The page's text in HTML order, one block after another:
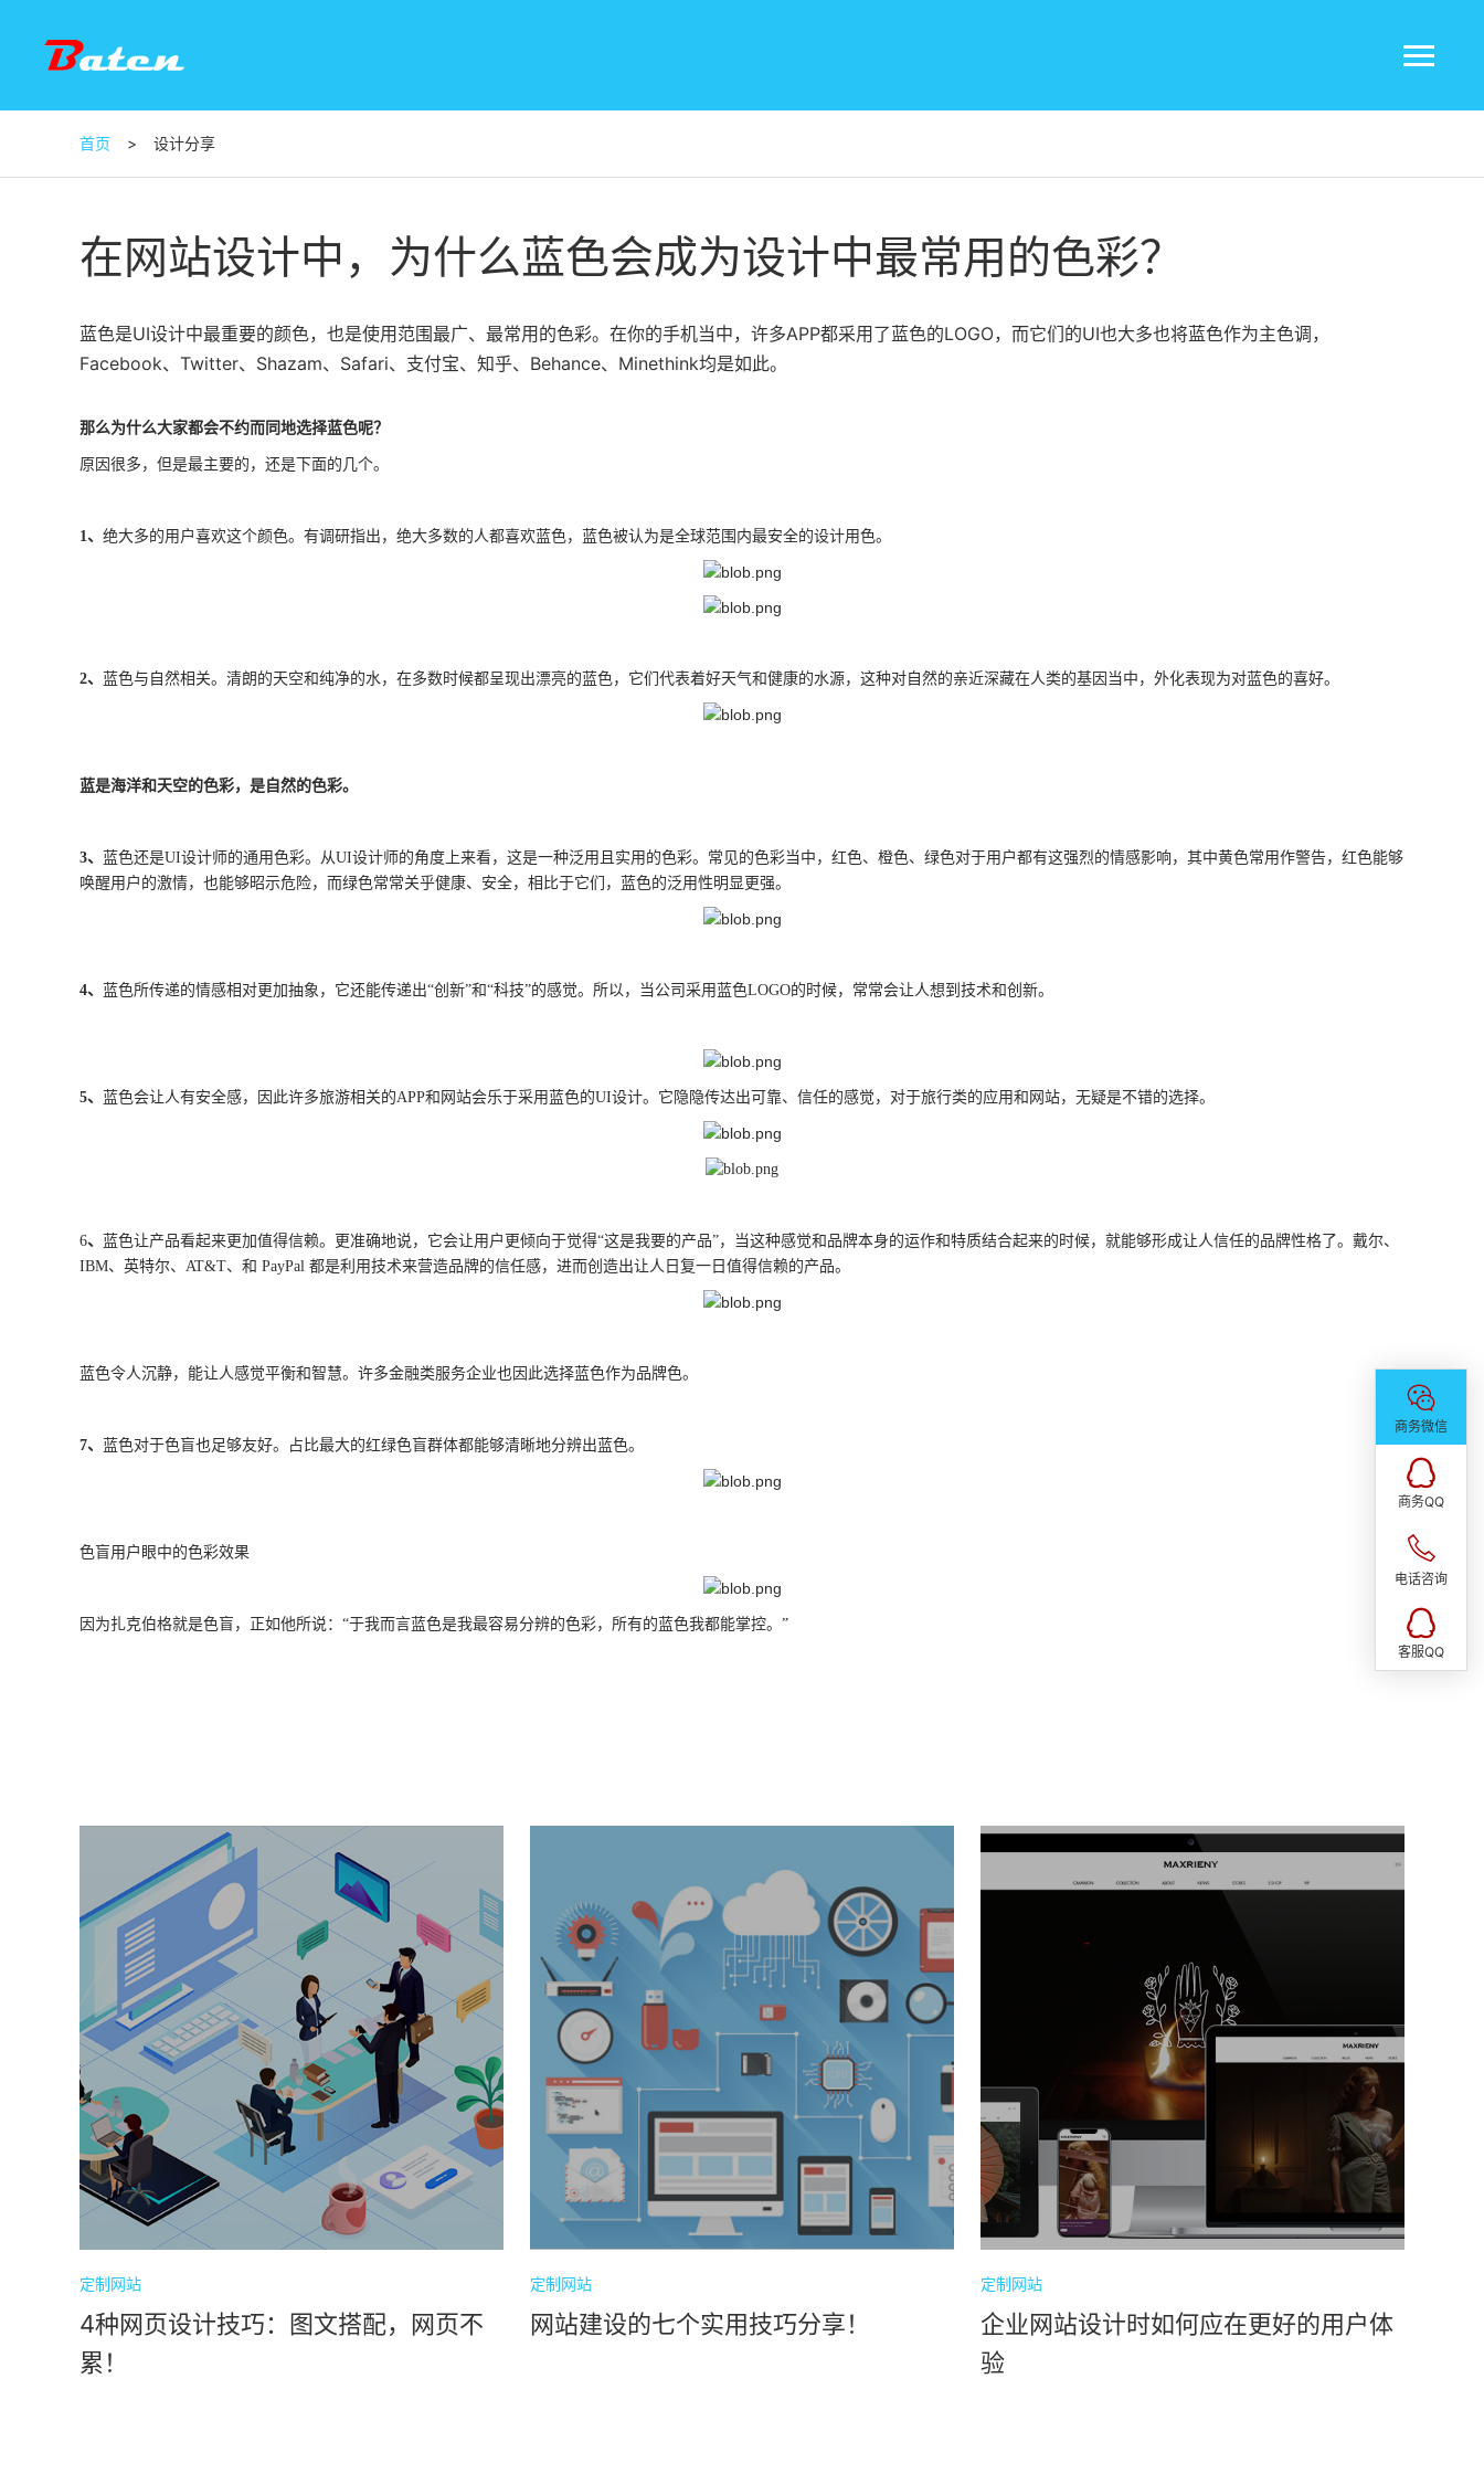
联系电话 13510790728（微信同号）
公司地址：深圳市龙华区东环一路油松科技大厦A1106-1107
如果您有合作的意愿，立即联系我们。让我们探讨更多的可能。 网站托管&代运营
域名 & 云服务
半定制网站
首页 > 设计分享
在网站设计中，为什么蓝色会成为设计中最常用的色彩？
蓝色是UI设计中最重要的颜色，也是使用范围最广、最常用的色彩。在你的手机当中，许多APP都采用了蓝色的LOGO，而它们的UI也大多也将蓝色作为主色调，
Facebook、Twitter、Shazam、Safari、支付宝、知乎、Behance、Minethink均是如此。
那么为什么大家都会不约而同地选择蓝色呢？
原因很多，但是最主要的，还是下面的几个。
1、 绝大多的用户喜欢这个颜色。有调研指出，绝大多数的人都喜欢蓝色，蓝色被认为是全球范围内最安全的设计用色。
2、 蓝色与自然相关。清朗的天空和纯净的水，在多数时候都呈现出漂亮的蓝色，它们代表着好天气和健康的水源，这种对自然的亲近深藏在人类的基因当中，外化表现为对蓝色的喜好。
蓝是海洋和天空的色彩，是自然的色彩。
3、 蓝色还是UI设计师的通用色彩。从UI设计师的角度上来看，这是一种泛用且实用的色彩。常见的色彩当中，红色、橙色、绿色对于用户都有这强烈的情感影响，其中黄色常用作警告，红色能够
唤醒用户的激情，也能够昭示危险，而绿色常常关乎健康、安全，相比于它们，蓝色的泛用性明显更强。
4、 蓝色所传递的情感相对更加抽象，它还能传递出“创新”和“科技”的感觉。所以，当公司采用蓝色LOGO的时候，常常会让人想到技术和创新。
5、 蓝色会让人有安全感，因此许多旅游相关的APP和网站会乐于采用蓝色的UI设计。它隐隐传达出可靠、信任的感觉，对于旅行类的应用和网站，无疑是不错的选择。
6、 蓝色让产品看起来更加值得信赖。更准确地说，它会让用户更倾向于觉得“这是我要的产品”，当这种感觉和品牌本身的运作和特质结合起来的时候，就能够形成让人信任的品牌性格了。戴尔、
IBM、英特尔、AT&T、和 PayPal 都是利用技术来营造品牌的信任感，进而创造出让人日复一日值得信赖的产品。
蓝色令人沉静，能让人感觉平衡和智慧。许多金融类服务企业也因此选择蓝色作为品牌色。
7、 蓝色对于色盲也足够友好。占比最大的红绿色盲群体都能够清晰地分辨出蓝色。
色盲用户眼中的色彩效果
因为扎克伯格就是色盲，正如他所说：“于我而言蓝色是我最容易分辨的色彩，所有的蓝色我都能掌控。”
定制网站
4种网页设计技巧：图文搭配，网页不
累！
定制网站
网站建设的七个实用技巧分享！
定制网站
企业网站设计时如何应在更好的用户体
验
商务微信
商务QQ
电话咨询
客服QQ